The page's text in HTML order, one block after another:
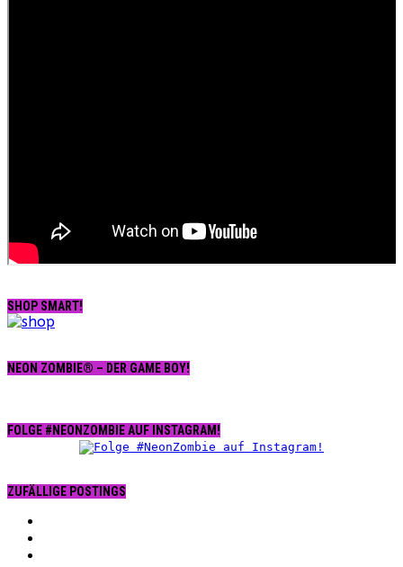
SHOP SMART!
NEON ZOMBIE® – DER GAME BOY!
FOLGE #NEONZOMBIE AUF INSTAGRAM!
ZUFÄLLIGE POSTINGS